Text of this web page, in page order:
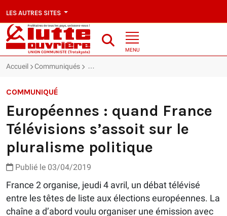
LES AUTRES SITES
MENU
Accueil Communiqués Européennes : quand France Télévisions
COMMUNIQUÉ
Européennes : quand France
Télévisions s’assoit sur le
pluralisme politique
Publié le 03/04/2019
France 2 organise, jeudi 4 avril, un débat télévisé
entre les têtes de liste aux élections européennes. La
chaîne a d’abord voulu organiser une émission avec